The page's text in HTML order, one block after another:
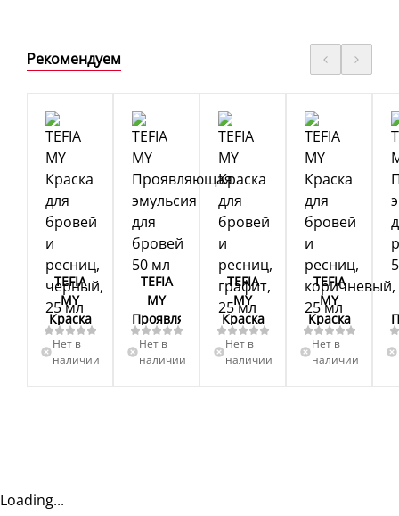
Рекомендуем
TEFIA
MY
Краска
для
бровей
Нет в
наличии
TEFIA
MY
Проявляющая
эмульсия
для
Нет в
наличии
TEFIA
MY
Краска
для
бровей
Нет в
наличии
TEFIA
MY
Краска
для
бровей
Нет в
наличии
Loading...